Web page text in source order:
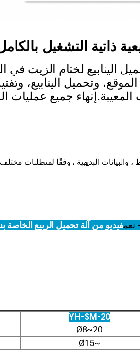
ذاتية التشغيل
الينابيع لختام الزيت
وتحميل الينابيع،
جميع عمليات
- نعمفيديو من آلة تحميل الربيع الخاصة
YH-SM-20
Ø8~20
~Ø15